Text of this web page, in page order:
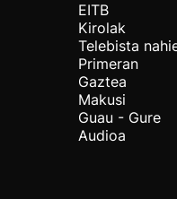
EITB
Kirolak
Telebista
Primeran
Gaztea
Makusi
Guau - Gure
Audioa